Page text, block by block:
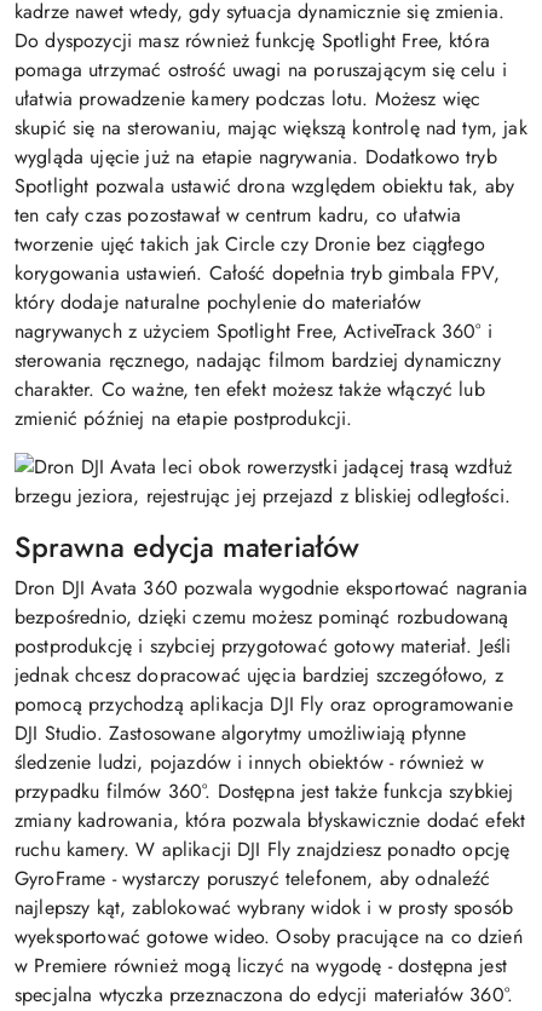
kadrze nawet wtedy, gdy sytuacja dynamicznie się zmienia.
Do dyspozycji masz również funkcję Spotlight Free, która
pomaga utrzymać ostrość uwagi na poruszającym się celu i
ułatwia prowadzenie kamery podczas lotu. Możesz więc
skupić się na sterowaniu, mając większą kontrolę nad tym, jak
wygląda ujęcie już na etapie nagrywania. Dodatkowo tryb
Spotlight pozwala ustawić drona względem obiektu tak, aby
ten cały czas pozostawał w centrum kadru, co ułatwia
tworzenie ujęć takich jak Circle czy Dronie bez ciągłego
korygowania ustawień. Całość dopełnia tryb gimbala FPV,
który dodaje naturalne pochylenie do materiałów
nagrywanych z użyciem Spotlight Free, ActiveTrack 360° i
sterowania ręcznego, nadając filmom bardziej dynamiczny
charakter. Co ważne, ten efekt możesz także włączyć lub
zmienić później na etapie postprodukcji.
Sprawna edycja materiałów
Dron DJI Avata 360 pozwala wygodnie eksportować nagrania
bezpośrednio, dzięki czemu możesz pominąć rozbudowaną
postprodukcję i szybciej przygotować gotowy materiał. Jeśli
jednak chcesz dopracować ujęcia bardziej szczegółowo, z
pomocą przychodzą aplikacja DJI Fly oraz oprogramowanie
DJI Studio. Zastosowane algorytmy umożliwiają płynne
śledzenie ludzi, pojazdów i innych obiektów - również w
przypadku filmów 360°. Dostępna jest także funkcja szybkiej
zmiany kadrowania, która pozwala błyskawicznie dodać efekt
ruchu kamery. W aplikacji DJI Fly znajdziesz ponadto opcję
GyroFrame - wystarczy poruszyć telefonem, aby odnaleźć
najlepszy kąt, zablokować wybrany widok i w prosty sposób
wyeksportować gotowe wideo. Osoby pracujące na co dzień
w Premiere również mogą liczyć na wygodę - dostępna jest
specjalna wtyczka przeznaczona do edycji materiałów 360°.